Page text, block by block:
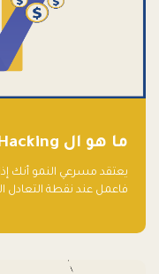
ما هو ال Growth Hacking
يعتقد مسرعي النمو أنك
فاعمل عند نقطة التعادل